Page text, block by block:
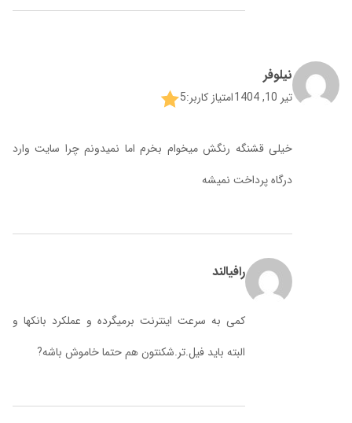
نیلوفر
تیر 10, 1404 امتیاز کاربر:5
خیلی قشنگه رنگش میخوام بخرم اما نمیدونم چرا سایت وارد
درگاه پرداخت نمیشه
رافیالند
کمی به سرعت اینترنت برمیگرده و عملکرد بانکها و
البته باید فیل.تر.شکنتون هم حتما خاموش باشه?